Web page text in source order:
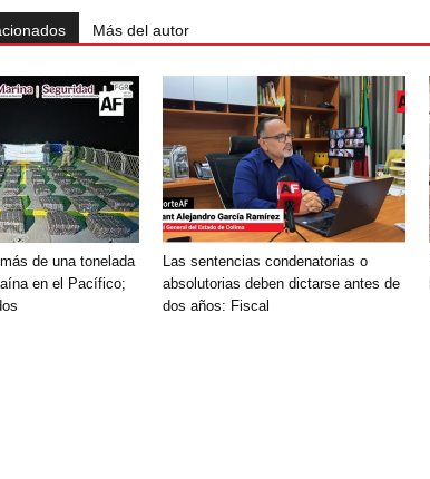
Más del autor
de una tonelada
en el Pacífico;
Las sentencias condenatorias o
absolutorias deben dictarse antes de
dos años: Fiscal